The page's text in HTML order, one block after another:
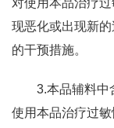
对使用本品治疗
现恶化或出现新
的干预措施。
3.本品辅料中
使用本品治疗过